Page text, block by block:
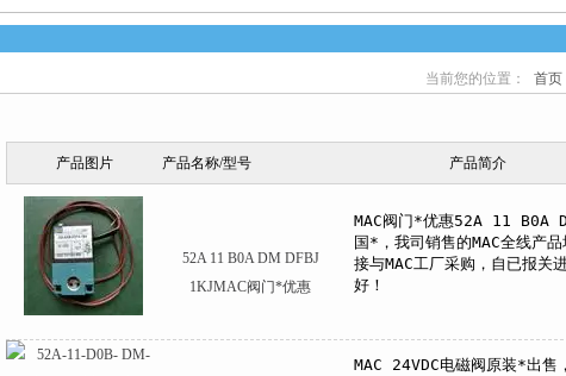
当前您的位置： 首页
产品图片 产品名称/型号 产品简介
52A 11 B0A DM DFBJ
1KJMAC阀门*优惠